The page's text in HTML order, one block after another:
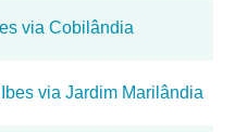
via Cobilândia
via Jardim Marilândia